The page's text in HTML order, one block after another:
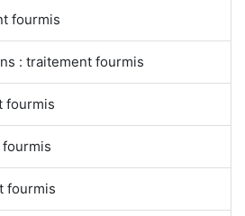
fourmis
: traitement fourmis
fourmis
fourmis